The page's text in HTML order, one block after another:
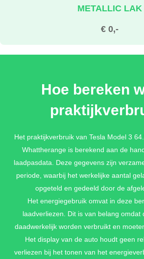
€ 0,-
METALLIC LAK
Hoe bereken
Het praktijkverbruik van Tesla Model 3
Whattherange is berekend aan de
laadpasdata. Deze gegevens zijn
periode, waarbij het werkelijke aantal
opgeteld en gedeeld door de
Het energiegebruik omvat in deze
laadverliezen. Dit is van belang omdat
daadwerkelijk worden verbruikt en
Het display van de auto houdt geen
verliezen bij het tonen van het